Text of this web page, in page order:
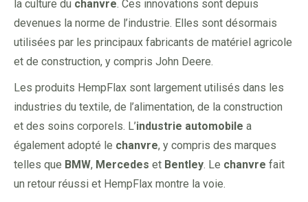
la culture du chanvre. Ces innovations sont depuis
devenues la norme de l’industrie. Elles sont désormais
utilisées par les principaux fabricants de matériel agricole
et de construction, y compris John Deere.
Les produits HempFlax sont largement utilisés dans les
industries du textile, de l’alimentation, de la construction
et des soins corporels. L’industrie automobile a
également adopté le chanvre, y compris des marques
telles que BMW, Mercedes et Bentley. Le chanvre fait
un retour réussi et HempFlax montre la voie.